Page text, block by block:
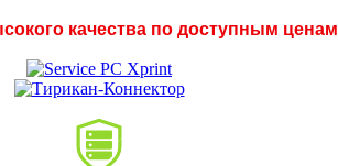
качества по доступным ценам